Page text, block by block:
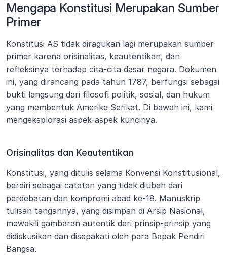
Mengapa Konstitusi Merupakan Sumber
Primer
Konstitusi AS tidak diragukan lagi merupakan sumber
primer karena orisinalitas, keautentikan, dan
refleksinya terhadap cita-cita dasar negara. Dokumen
ini, yang dirancang pada tahun 1787, berfungsi sebagai
bukti langsung dari filosofi politik, sosial, dan hukum
yang membentuk Amerika Serikat. Di bawah ini, kami
mengeksplorasi aspek-aspek kuncinya.
Orisinalitas dan Keautentikan
Konstitusi, yang ditulis selama Konvensi Konstitusional,
berdiri sebagai catatan yang tidak diubah dari
perdebatan dan kompromi abad ke-18. Manuskrip
tulisan tangannya, yang disimpan di Arsip Nasional,
mewakili gambaran autentik dari prinsip-prinsip yang
didiskusikan dan disepakati oleh para Bapak Pendiri
Bangsa.